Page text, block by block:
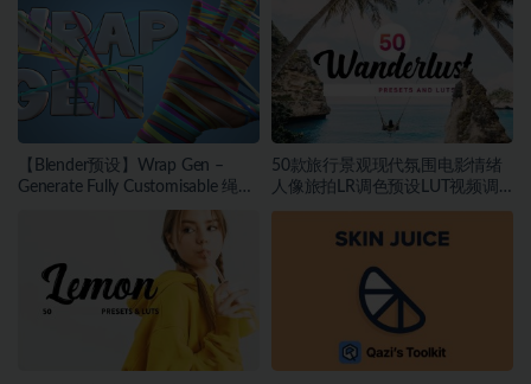
【Blender预设】Wrap Gen –
Generate Fully Customisable 绳索
50款旅行景观现代氛围电影情绪
人像旅拍LR调色预设LUT视频调
色素材